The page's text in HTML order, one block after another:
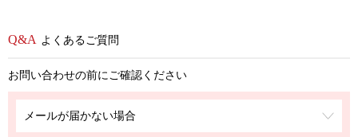
よくあるご質問
お問い合わせの前にご確認ください
メールが届かない場合